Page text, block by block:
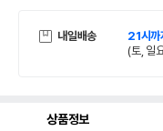
내일배송 21시까
(토, 일
상품정보